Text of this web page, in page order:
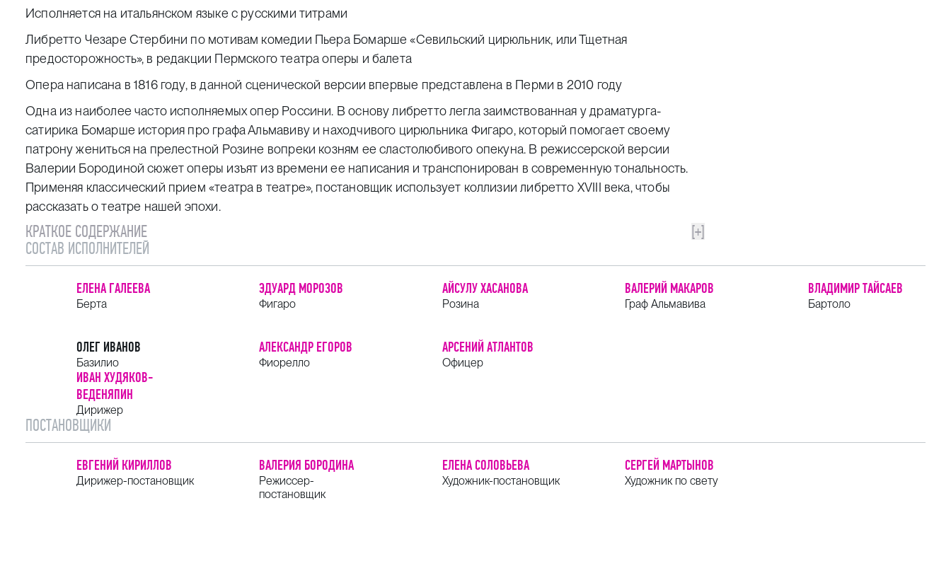
Исполняется на итальянском языке с русскими титрами
Либретто Чезаре Стербини по мотивам комедии Пьера Бомарше «Севильский цирюльник, или Тщетная
предосторожность», в редакции Пермского театра оперы и балета
Опера написана в 1816 году, в данной сценической версии впервые представлена в Перми в 2010 году
Одна из наиболее часто исполняемых опер Россини. В основу либретто легла заимствованная у драматурга-
сатирика Бомарше история про графа Альмавиву и находчивого цирюльника Фигаро, который помогает своему
патрону жениться на прелестной Розине вопреки козням ее сластолюбивого опекуна. В режиссерской версии
Валерии Бородиной сюжет оперы изъят из времени ее написания и транспонирован в современную тональность.
Применяя классический прием «театра в театре», постановщик использует коллизии либретто ХVIII века, чтобы
рассказать о театре нашей эпохи.
КРАТКОЕ СОДЕРЖАНИЕ
[+]
СОСТАВ ИСПОЛНИТЕЛЕЙ
ЕЛЕНА ГАЛЕЕВА
Берта
ЭДУАРД МОРОЗОВ
Фигаро
АЙСУЛУ ХАСАНОВА
Розина
ВАЛЕРИЙ МАКАРОВ
Граф Альмавива
ВЛАДИМИР ТАЙСАЕВ
Бартоло
ОЛЕГ ИВАНОВ
Базилио
АЛЕКСАНДР ЕГОРОВ
Фиорелло
АРСЕНИЙ АТЛАНТОВ
Офицер
ИВАН ХУДЯКОВ-
ВЕДЕНЯПИН
Дирижер
ПОСТАНОВЩИКИ
ЕВГЕНИЙ КИРИЛЛОВ
Дирижер-постановщик
ВАЛЕРИЯ БОРОДИНА
Режиссер-
постановщик
ЕЛЕНА СОЛОВЬЕВА
Художник-постановщик
СЕРГЕЙ МАРТЫНОВ
Художник по свету